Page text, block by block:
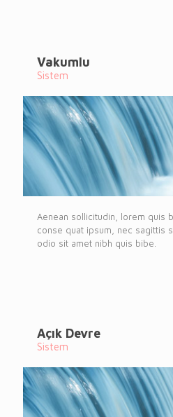
Vakumlu
Sistem
Aenean sollicitudin, lorem quis
conse quat ipsum, nec sagittis
odio sit amet nibh quis bibe.
Açık Devre
Sistem